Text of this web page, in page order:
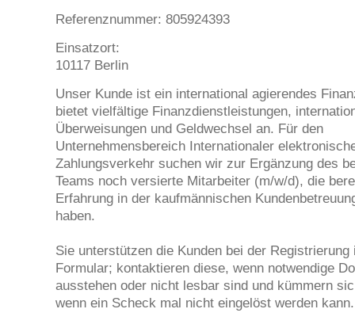
Referenznummer: 805924393
Einsatzort:
10117 Berlin
Unser Kunde ist ein international agierendes
bietet vielfältige Finanzdienstleistungen,
Überweisungen und Geldwechsel an. Für den
Unternehmensbereich Internationaler
Zahlungsverkehr suchen wir zur Ergänzung des
Teams noch versierte Mitarbeiter (m/w/d), die
Erfahrung in der kaufmännischen
haben.
Sie unterstützen die Kunden bei der Registrierung
Formular; kontaktieren diese, wenn notwendige
ausstehen oder nicht lesbar sind und kümmern
wenn ein Scheck mal nicht eingelöst werden kann.